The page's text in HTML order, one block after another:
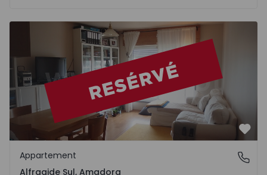
Appartement T3 Amadora, Alfragide Sul - 1100521 - 1
Alfragide Sul, Amadora
Appartement
Alfragide Sul, Amadora